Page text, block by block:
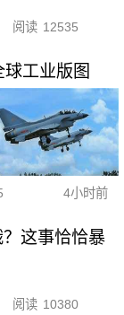
阅读 12535
球工业版图
4小时前
这事恰恰暴
阅读 10380